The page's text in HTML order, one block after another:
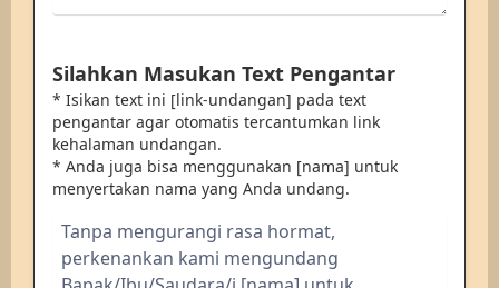
Silahkan Masukan Text Pengantar
* Isikan text ini [link-undangan] pada text
pengantar agar otomatis tercantumkan link
kehalaman undangan.
* Anda juga bisa menggunakan [nama] untuk
menyertakan nama yang Anda undang.